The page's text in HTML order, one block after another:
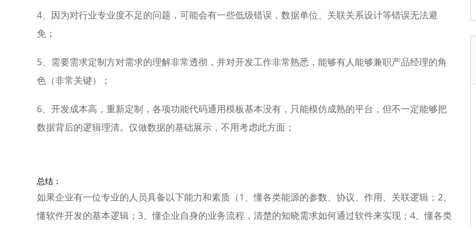
4、因为对行业专业度不足的问题，可能会有一些低级错误，数据单位、关联关系设计等错误无法避
免；
5、需要需求定制方对需求的理解非常透彻，并对开发工作非常熟悉，能够有人能够兼职产品经理的角
色（非常关键）；
6、开发成本高，重新定制，各项功能代码通用模板基本没有，只能模仿成熟的平台，但不一定能够把
数据背后的逻辑理清。仅做数据的基础展示，不用考虑此方面；
总结：
如果企业有一位专业的人员具备以下能力和素质（1、懂各类能源的参数、协议、作用、关联逻辑；2、
懂软件开发的基本逻辑；3、懂企业自身的业务流程，清楚的知晓需求如何通过软件来实现；4、懂各类